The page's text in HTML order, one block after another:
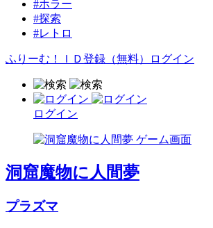
#ホラー
#探索
#レトロ
ふりーむ！ＩＤ登録（無料） ログイン
ログイン
洞窟魔物に人間夢
プラズマ